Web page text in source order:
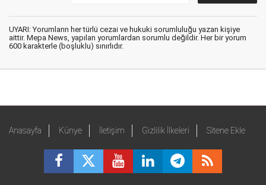
UYARI: Yorumların her türlü cezai ve hukuki sorumluluğu yazan kişiye
aittir. Mepa News, yapılan yorumlardan sorumlu değildir. Her bir yorum
600 karakterle (boşluklu) sınırlıdır.
Anasayfa Künye İletişim Gizlilik İlkeleri Sitene Ekle